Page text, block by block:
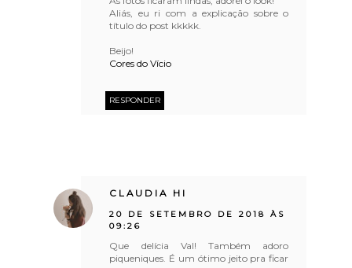
Aliás, eu ri com a explicação sobre o
título do post kkkkk.
Beijo!
Cores do Vício
RESPONDER
CLAUDIA HI
20 DE SETEMBRO DE 2018 ÀS
09:26
Que delícia Val! Também adoro
piqueniques. É um ótimo jeito pra ficar